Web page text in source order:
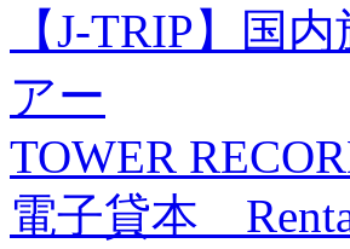
【J-TRIP】国
アー
TOWER
電子貸本 Renta